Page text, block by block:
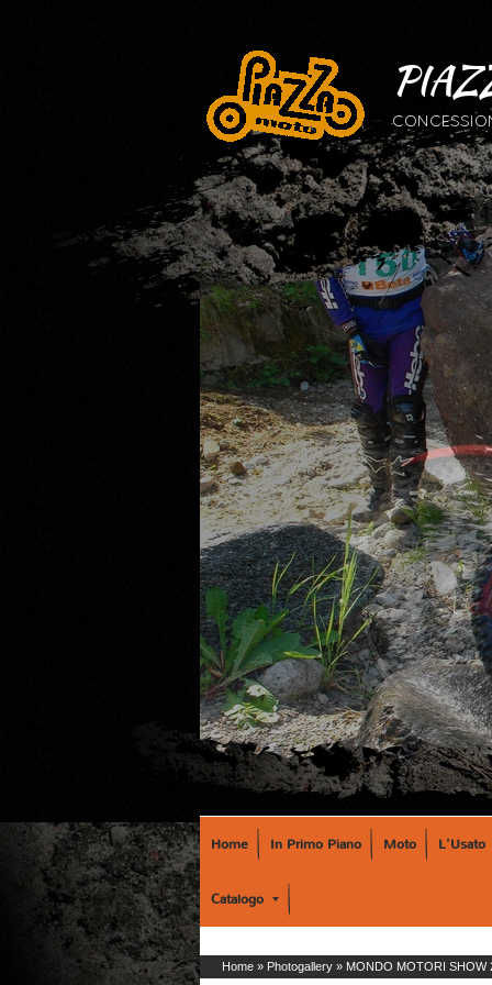
Home In Primo Piano Moto L'Usato
Catalogo
Home » Photogallery » MONDO MOTORI SHOW